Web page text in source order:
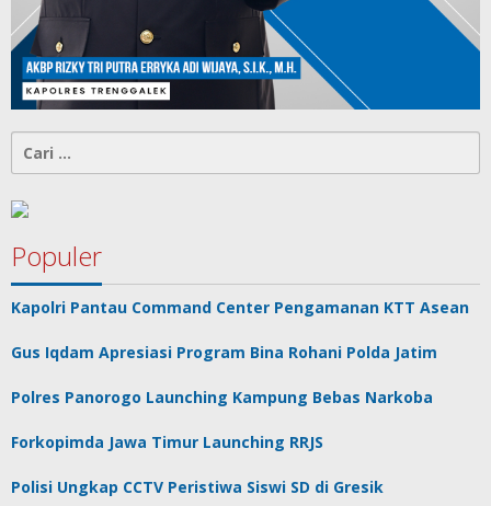
untuk:
Populer
Kapolri Pantau Command Center Pengamanan KTT Asean
Gus Iqdam Apresiasi Program Bina Rohani Polda Jatim
Polres Panorogo Launching Kampung Bebas Narkoba
Forkopimda Jawa Timur Launching RRJS
Polisi Ungkap CCTV Peristiwa Siswi SD di Gresik